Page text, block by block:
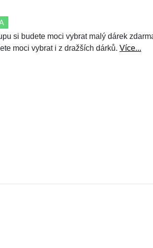
si budete moci vybrat malý dárek
moci vybrat i z dražších dárků. Více...